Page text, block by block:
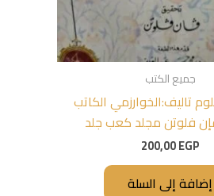
جميع الكتب
تاليف:الخوارزمي الكاتب
فلوتن مجلد كعب جلد
200,00EGP
إضافة إلى السلة